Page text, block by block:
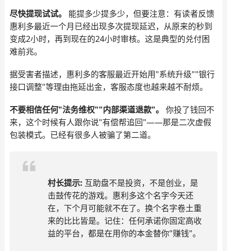
尽快提现试试。
能提多少提多少，但要注意：有读者反馈
惠利多最近一个月已经出现多次提现延迟，从原来的秒到
变成2小时，再到现在的24小时审核。这是典型的兑付困
难前兆。
据受害者描述，惠利多的客服最近开始用"系统升级""银行
接口调整"等理由拖延出金，客服态度也越来越不耐烦。
不要相信任何"法务维权""内部渠道退款"。 你投了钱回不
来，这个时候有人跟你说"有偿帮追回"——那是二次虚假
包装模式。已经有很多人被骗了第二道。
村长提示: 互助盘不是投资，不是创业，是
击鼓传花的游戏。惠利多这个名字今天还
在，下个月可能就不在了。换个名字卷土重
来的比比皆是。记住：任何承诺你固定高收
益的平台，都是在用你的本金替你"赚钱"。